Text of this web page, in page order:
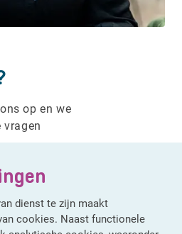
dienst te zijn maakt
cookies. Naast functionele
op en we